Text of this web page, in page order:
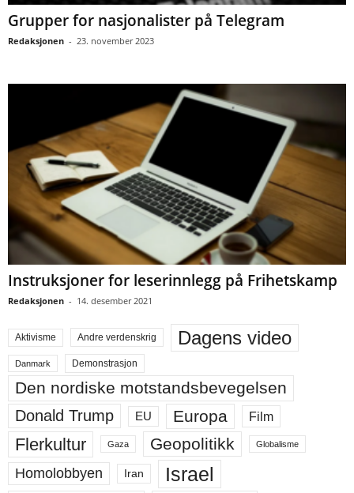
Grupper for nasjonalister på Telegram
Redaksjonen - 23. november 2023
Instruksjoner for leserinnlegg på Frihetskamp
Redaksjonen - 14. desember 2021
Aktivisme Andre verdenskrig Dagens video
Danmark Demonstrasjon
Den nordiske motstandsbevegelsen
Donald Trump EU Europa Film
Flerkultur Gaza Geopolitikk Globalisme
Homolobbyen Iran Israel